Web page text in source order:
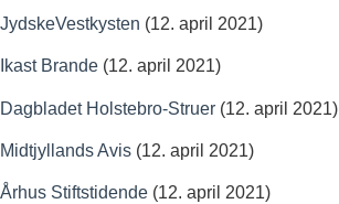
JydskeVestkysten (12. april 2021)
Ikast Brande (12. april 2021)
Dagbladet Holstebro-Struer (12. april 2021)
Midtjyllands Avis (12. april 2021)
Århus Stiftstidende (12. april 2021)